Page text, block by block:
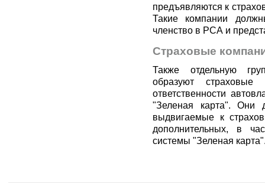
предъявляются к
Такие компании
членство в РСА и
Страховые
Также отдельную
образуют страховые
ответственности
"Зеленая карта". Они
выдвигаемые к
дополнительных, в
системы "Зеленая